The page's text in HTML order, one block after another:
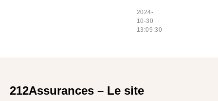
2024-
10-30
13:09:30
212Assurances – Le site